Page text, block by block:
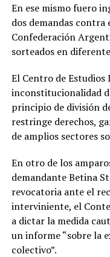
En ese mismo fuero
dos demandas contra
Confederación
sorteados en
El Centro de Estudios
inconstitucionalidad
principio de división
restringe derechos,
de amplios sectores
En otro de los
demandante Betina
revocatoria ante el
interviniente, el
a dictar la medida
un informe “sobre la
colectivo”.